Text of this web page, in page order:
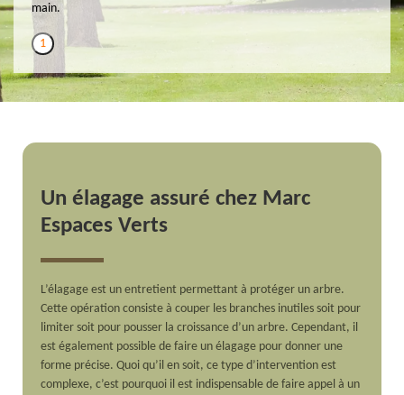
main.
1
Un élagage assuré chez Marc
Espaces Verts
L’élagage est un entretient permettant à protéger un arbre.
Cette opération consiste à couper les branches inutiles soit pour
limiter soit pour pousser la croissance d’un arbre. Cependant, il
est également possible de faire un élagage pour donner une
forme précise. Quoi qu’il en soit, ce type d’intervention est
complexe, c’est pourquoi il est indispensable de faire appel à un